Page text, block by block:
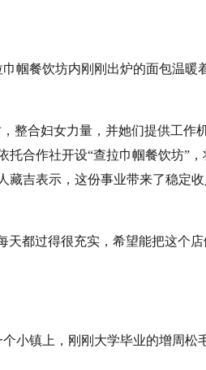
餐饮坊内刚刚出炉的面包温暖
合妇女力量，并她们提供工作
合作社开设“查拉巾帼餐饮坊”
吉表示，这份事业带来了稳定
都过得很充实，希望能把这个店
镇上，刚刚大学毕业的增周松